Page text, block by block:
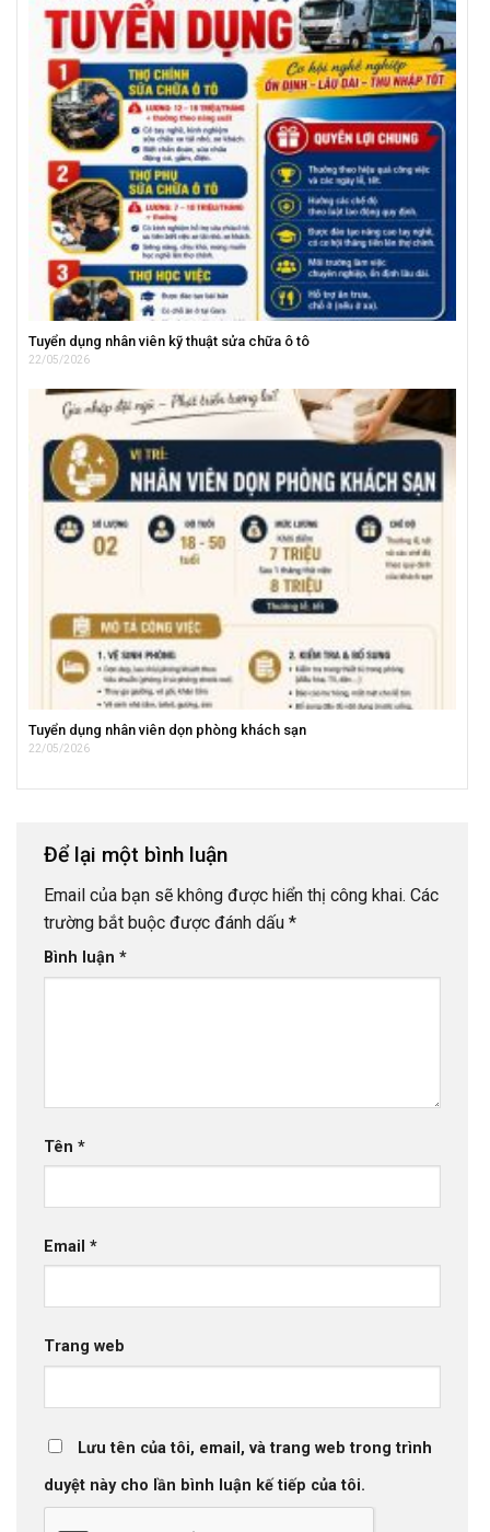
Tuyển dụng nhân viên kỹ thuật sửa chữa ô tô
22/05/2026
Tuyển dụng nhân viên dọn phòng khách sạn
22/05/2026
Để lại một bình luận
Email của bạn sẽ không được hiển thị công khai. Các
trường bắt buộc được đánh dấu *
Bình luận *
Tên *
Email *
Trang web
Lưu tên của tôi, email, và trang web trong trình
duyệt này cho lần bình luận kế tiếp của tôi.